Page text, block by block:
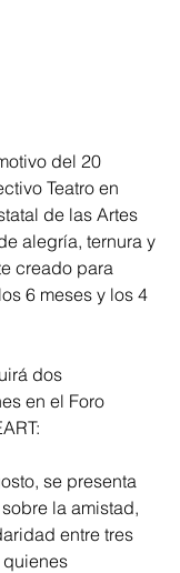
del 20
Teatro en
de las Artes
alegría, ternura y
creado para
6 meses y los 4
dos
en el Foro
se presenta
la amistad,
entre tres